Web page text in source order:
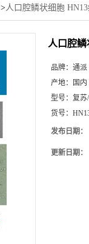
>人口腔鳞状细胞
人口腔
品牌： 通派
产地：
国内
型号： 复苏
货号：
发布日期：
更新日期：